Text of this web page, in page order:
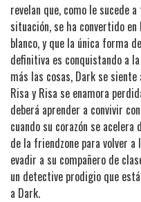
revelan que, como le sucede
situación, se ha convertido
blanco, y que la única forma
definitiva es conquistando a
más las cosas, Dark se
Risa y Risa se enamora
deberá aprender a convivir
cuando su corazón se
de la friendzone para volver
evadir a su compañero de
un detective prodigio que
a Dark.